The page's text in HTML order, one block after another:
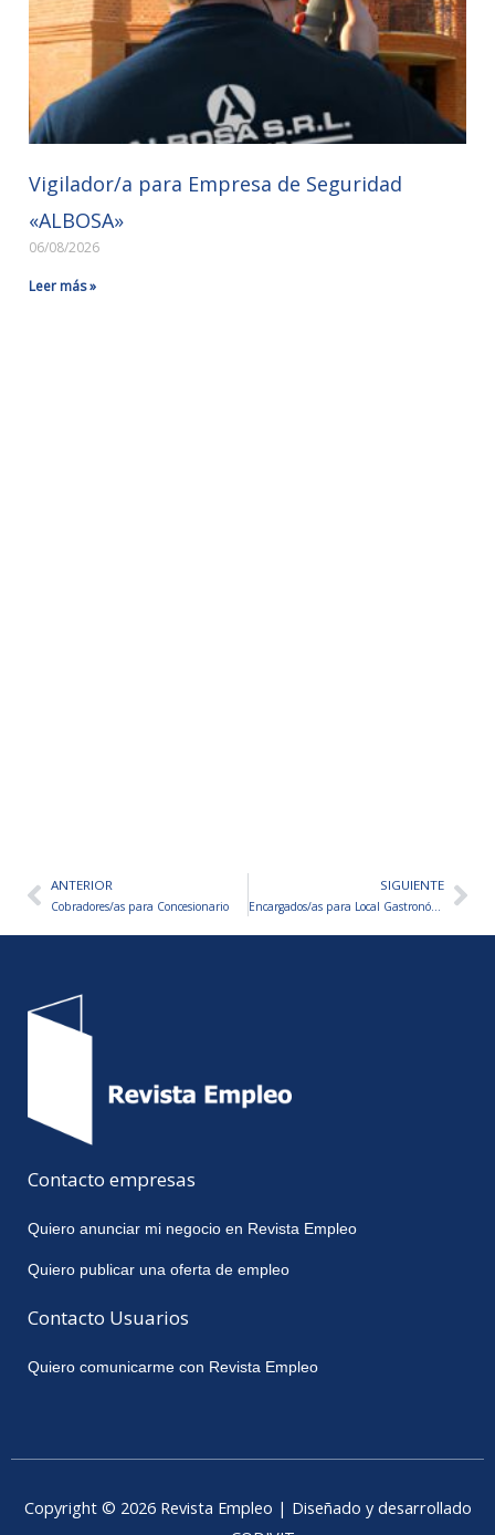
Vigilador/a para Empresa de Seguridad
«ALBOSA»
06/08/2026
Leer más »
AntANTERIOR
Cobradores/as para Concesionario
SIGUIENTE
Encargados/as para Local Gastronómico
Contacto empresas
Quiero anunciar mi negocio en Revista Empleo
Quiero publicar una oferta de empleo
Contacto Usuarios
Quiero comunicarme con Revista Empleo
Copyright © 2026 Revista Empleo | Diseñado y desarrollado